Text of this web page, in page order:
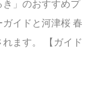
」のおすすめプ
イドと河津桜 春
ます。 【ガイド